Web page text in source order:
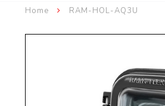
Home RAM-HOL-AQ3U